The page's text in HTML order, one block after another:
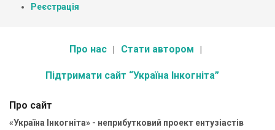
Реєстрація
Про нас Стати автором
Підтримати сайт “Україна Інкогніта”
Про сайт
«Україна Інкогніта» - неприбутковий проект ентузіастів